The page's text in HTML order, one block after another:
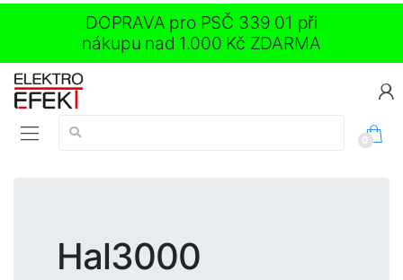
DOPRAVA pro PSČ 339 01 při
nákupu nad 1.000 Kč ZDARMA
Vyhledávání:
0
Hal3000